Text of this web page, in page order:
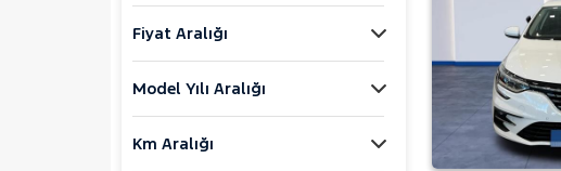
DAIHATSU
FIAT
FORD
Fiyat Aralığı
Model Yılı Aralığı
Km Aralığı